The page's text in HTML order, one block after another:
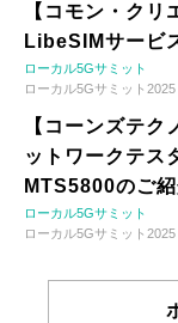
【コモン・ク
LibeSIMサービ
ローカル5Gサミット
ローカル5Gサミット2025
【コーンズテ
ットワークテス
MTS5800のご
ローカル5Gサミット
ローカル5Gサミット2025